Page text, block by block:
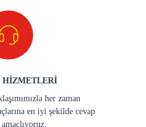
HİZMETLERİ
her zaman
en iyi şekilde cevap